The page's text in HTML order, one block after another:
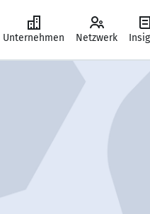
Unternehmen Netzwerk